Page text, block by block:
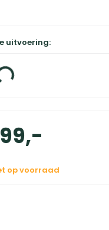
uitvoering:
,-
op voorraad